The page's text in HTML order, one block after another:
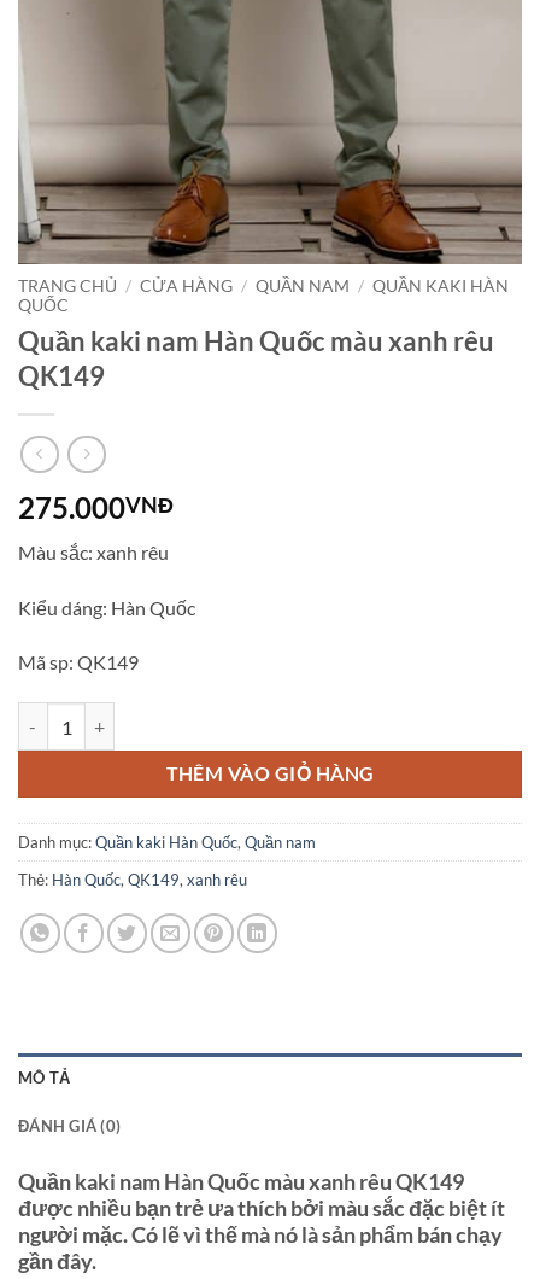
TRANG CHỦ / CỬA HÀNG / QUẦN NAM / QUẦN KAKI HÀN
QUỐC
Quần kaki nam Hàn Quốc màu xanh rêu
QK149
275.000VNĐ
Màu sắc: xanh rêu
Kiểu dáng: Hàn Quốc
Mã sp: QK149
THÊM VÀO GIỎ HÀNG
Danh mục:Quần kaki Hàn Quốc, Quần nam
Thẻ: Hàn Quốc, QK149, xanh rêu
MÔ TẢ
ĐÁNH GIÁ (0)
Quần kaki nam Hàn Quốc màu xanh rêu QK149
được nhiều bạn trẻ ưa thích bởi màu sắc đặc biệt ít
người mặc. Có lẽ vì thế mà nó là sản phẩm bán chạy
gần đây.